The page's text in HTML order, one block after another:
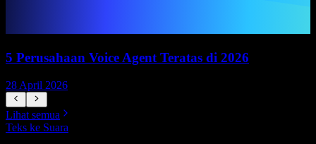
5 Perusahaan Voice Agent Teratas di 2026
28 April 2026
Lihat semua
Teks ke Suara